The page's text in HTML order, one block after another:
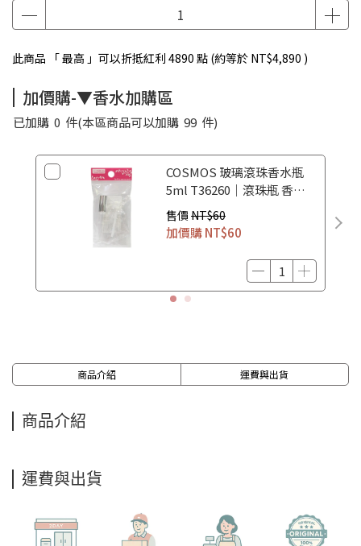
此商品 「 最高 」可以折抵紅利 4890 點 (約等於 NT$4,890 )
加價購-▼香水加購區
已加購 0 件(本區商品可以加購 99 件)
COSMOS 玻璃滾珠香水瓶
5ml T36260｜滾珠瓶 香水
空瓶 香水分裝瓶
售價 NT$60
加價購NT$60
商品介紹 運費與出貨
商品介紹
運費與出貨